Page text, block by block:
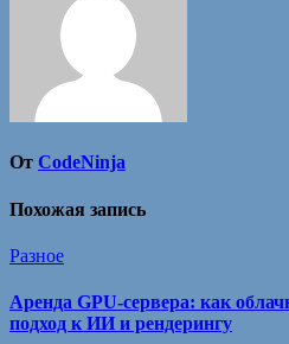
От CodeNinja
Похожая запись
Разное
Аренда GPU-сервера: как
подход к ИИ и рендерингу